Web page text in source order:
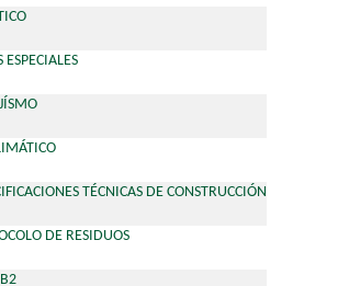
ESPECIALES
TÉCNICAS DE CONSTRUCCIÓN
DE RESIDUOS